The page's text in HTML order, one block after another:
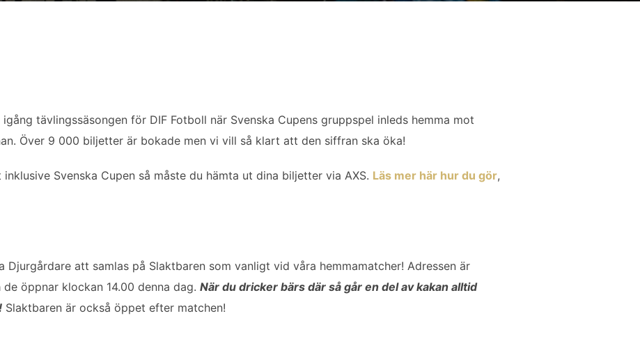
tävlingssäsongen för DIF Fotboll när Svenska Cupens gruppspel inleds hemma mot
Över 9 000 biljetter är bokade men vi vill så klart att den siffran ska öka!
Svenska Cupen så måste du hämta ut dina biljetter via AXS. Läs mer här hur du gör,
Djurgårdare att samlas på Slaktbaren som vanligt vid våra hemmamatcher! Adressen är
öppnar klockan 14.00 denna dag. När du dricker bärs där så går en del av kakan alltid
Slaktbaren är också öppet efter matchen!